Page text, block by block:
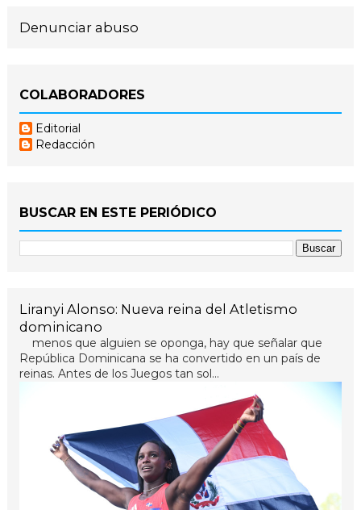
Denunciar abuso
COLABORADORES
Editorial
Redacción
BUSCAR EN ESTE PERIÓDICO
Liranyi Alonso: Nueva reina del Atletismo
dominicano
menos que alguien se oponga, hay que señalar que
República Dominicana se ha convertido en un país de
reinas. Antes de los Juegos tan sol...